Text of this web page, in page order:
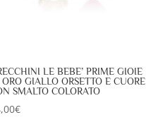
LE BEBE’ PRIME GIOIE
GIALLO ORSETTO E CUORE
SMALTO COLORATO
€